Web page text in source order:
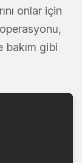
onlar için
gibi